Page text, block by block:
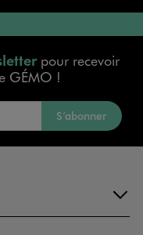
pour recevoir
GÉMO !
S’abonner